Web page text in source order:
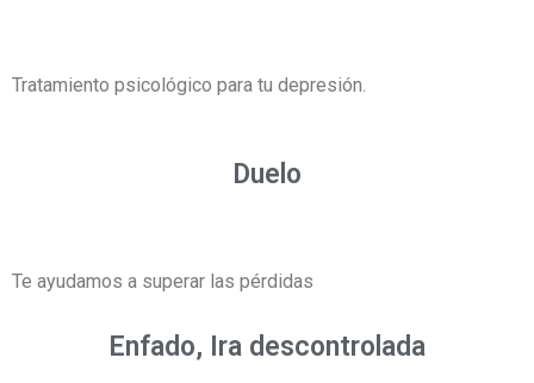
Tratamiento psicológico para tu depresión.
Duelo
Te ayudamos a superar las pérdidas
Enfado, Ira descontrolada